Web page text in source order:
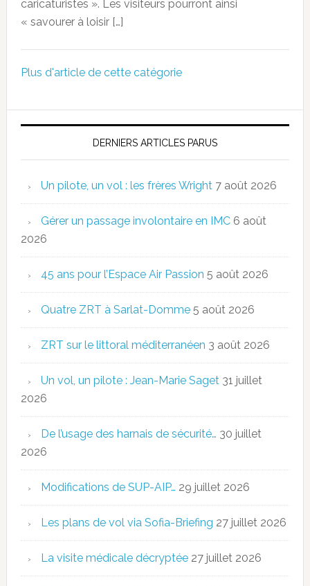
caricaturistes ». Les visiteurs pourront ainsi
« savourer à loisir […]
Plus d'article de cette catégorie
DERNIERS ARTICLES PARUS
Un pilote, un vol : les frères Wright 7 août 2026
Gérer un passage involontaire en IMC 6 août
2026
45 ans pour l’Espace Air Passion 5 août 2026
Quatre ZRT à Sarlat-Domme 5 août 2026
ZRT sur le littoral méditerranéen 3 août 2026
Un vol, un pilote : Jean-Marie Saget 31 juillet
2026
De l’usage des harnais de sécurité… 30 juillet
2026
Modifications de SUP-AIP… 29 juillet 2026
Les plans de vol via Sofia-Briefing 27 juillet 2026
La visite médicale décryptée 27 juillet 2026